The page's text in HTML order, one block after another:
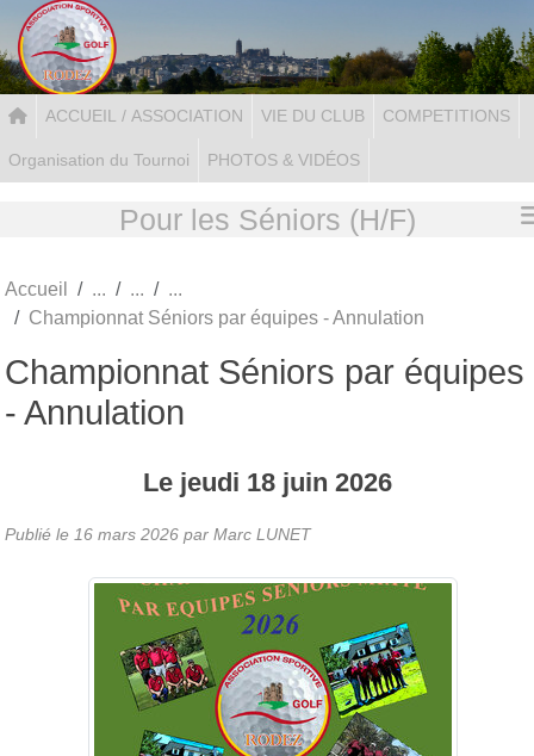
ACCUEIL / ASSOCIATION VIE DU CLUB COMPETITIONS
Organisation du Tournoi PHOTOS & VIDÉOS
Pour les Séniors (H/F)
Accueil
Championnat Séniors par équipes - Annulation
Championnat Séniors par équipes
- Annulation
Le jeudi 18 juin 2026
Publié le 16 mars 2026 par Marc LUNET
Panneau de gestion des cookies